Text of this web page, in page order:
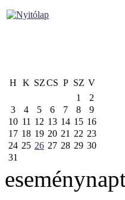
H K SZCS P SZ V
1
2
3
4 5 6 7 8
9
10 11 12 13 14 15 16
17 18 19 20 21 22 23
24 25 26 27 28 29 30
31